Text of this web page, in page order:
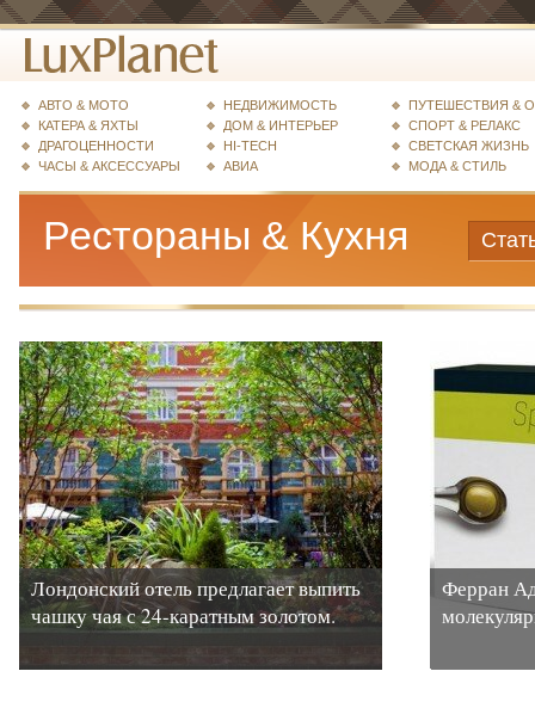
АВТО & МОТО
КАТЕРА & ЯХТЫ
ДРАГОЦЕННОСТИ
ЧАСЫ & АКСЕССУАРЫ
НЕДВИЖИМОСТЬ
ДОМ & ИНТЕРЬЕР
HI-TECH
АВИА
ПУТЕШЕСТВИЯ &
СПОРТ & РЕЛАКС
СВЕТСКАЯ ЖИЗНЬ
МОДА & СТИЛЬ
Рестораны & Кухня
Лондонский отель предлагает выпить
чашку чая с 24-каратным золотом.
Ферран